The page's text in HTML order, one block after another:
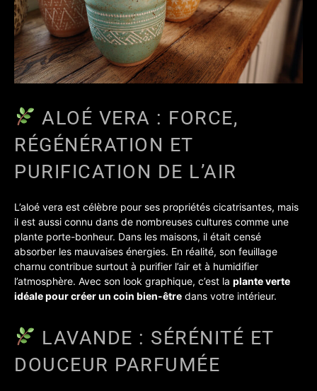
ALOÉ VERA : FORCE,
RÉGÉNÉRATION ET
PURIFICATION DE L’AIR
L’aloé vera est célèbre pour ses propriétés cicatrisantes, mais
il est aussi connu dans de nombreuses cultures comme une
plante porte-bonheur. Dans les maisons, il était censé
absorber les mauvaises énergies. En réalité, son feuillage
charnu contribue surtout à purifier l’air et à humidifier
l’atmosphère. Avec son look graphique, c’est la plante verte
idéale pour créer un coin bien-être dans votre intérieur.
LAVANDE : SÉRÉNITÉ ET
DOUCEUR PARFUMÉE